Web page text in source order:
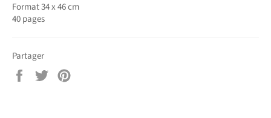
Format 34 x 46 cm
40 pages
Partager
PartagerTweeter
sur